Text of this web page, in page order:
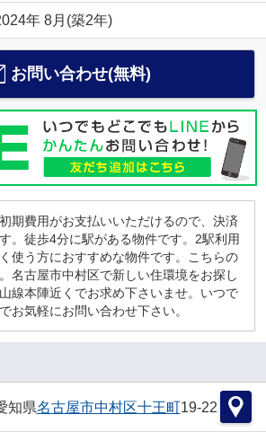
年 8月(築2年)
お問い合わせ(無料)
期費用がお支払いいただけるので、決済
。徒歩4分に駅がある物件です。2駅利用
使う方におすすめな物件です。こちらの
名古屋市中村区で新しい住環境をお探し
線本陣近くでお求め下さいませ。いつで
お気軽にお問い合わせ下さい。
知県名古屋市中村区十王町19-22